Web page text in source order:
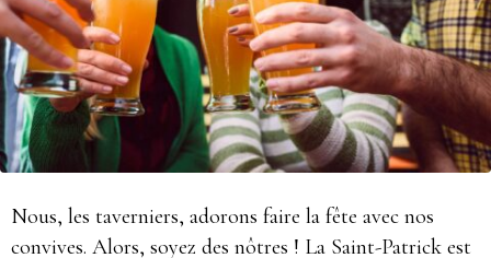
Nous, les taverniers, adorons faire la fête avec nos
convives. Alors, soyez des nôtres ! La Saint-Patrick est